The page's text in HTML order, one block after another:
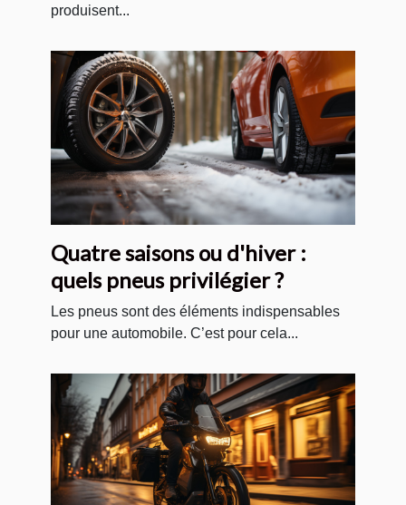
produisent...
Quatre saisons ou d'hiver :
quels pneus privilégier ?
Les pneus sont des éléments indispensables
pour une automobile. C’est pour cela...